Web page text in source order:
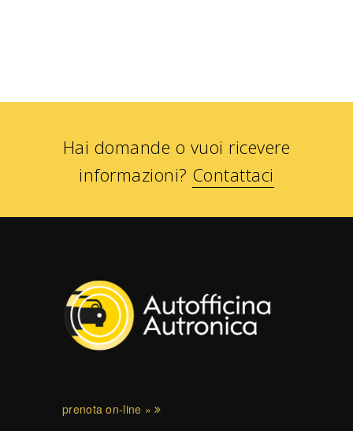
Hai domande o vuoi ricevere
informazioni? Contattaci
prenota on-line »